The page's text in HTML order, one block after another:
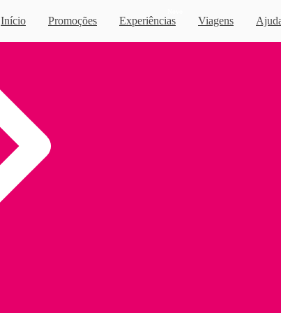
Início Promoções Experiências Viagens